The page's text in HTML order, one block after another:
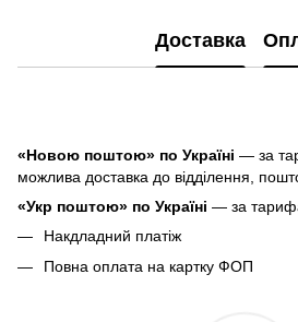
Доставка
«Новою поштою» по Україні — за
можлива доставка до відділення,
«Укр поштою» по Україні — за
Накдладний платіж
Повна оплата на картку ФОП